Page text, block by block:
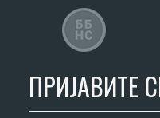
ПРИЈАВИТЕ